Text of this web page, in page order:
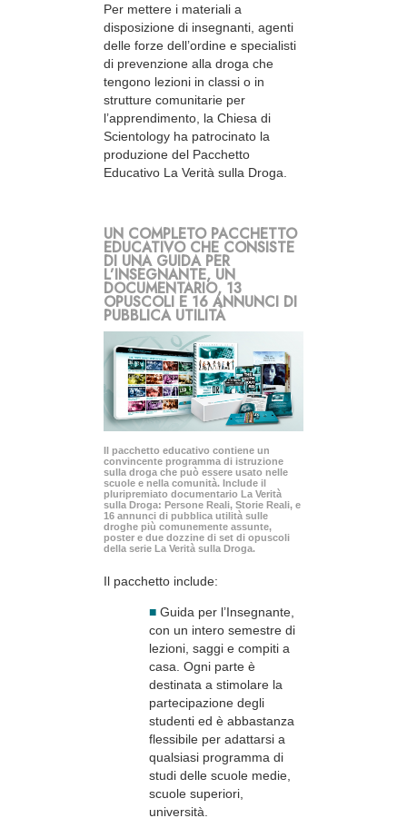
Per mettere i materiali a
disposizione di insegnanti, agenti
delle forze dell’ordine e specialisti
di prevenzione alla droga che
tengono lezioni in classi o in
strutture comunitarie per
l’apprendimento, la Chiesa di
Scientology ha patrocinato la
produzione del Pacchetto
Educativo La Verità sulla Droga.
UN COMPLETO PACCHETTO
EDUCATIVO CHE CONSISTE
DI UNA GUIDA PER
L’INSEGNANTE, UN
DOCUMENTARIO, 13
OPUSCOLI E 16 ANNUNCI DI
PUBBLICA UTILITÀ
Il pacchetto educativo contiene un
convincente programma di istruzione
sulla droga che può essere usato nelle
scuole e nella comunità. Include il
pluripremiato documentario La Verità
sulla Droga: Persone Reali, Storie Reali, e
16 annunci di pubblica utilità sulle
droghe più comunemente assunte,
poster e due dozzine di set di opuscoli
della serie La Verità sulla Droga.
Il pacchetto include:
■ Guida per l’Insegnante,
con un intero semestre di
lezioni, saggi e compiti a
casa. Ogni parte è
destinata a stimolare la
partecipazione degli
studenti ed è abbastanza
flessibile per adattarsi a
qualsiasi programma di
studi delle scuole medie,
scuole superiori,
università.